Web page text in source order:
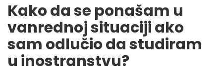
Kako da se ponašam u
vanrednoj situaciji ako
sam odlučio da studiram
u inostranstvu?